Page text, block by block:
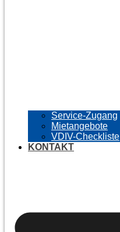
Service-Zugang
Mietangebote
VDIV-Checkliste
KONTAKT